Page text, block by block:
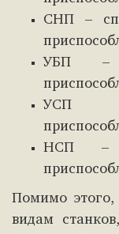
СНП –
УБП –
УСП –
НСП –
Помимо этого,
видам